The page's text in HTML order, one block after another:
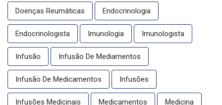
Doenças Reumáticas Endocrinologia
Endocrinologista Imunologia Imunologista
Infusão Infusão De Mediamentos
Infusão De Medicamentos Infusões
Infusões Medicinais Medicamentos Medicina